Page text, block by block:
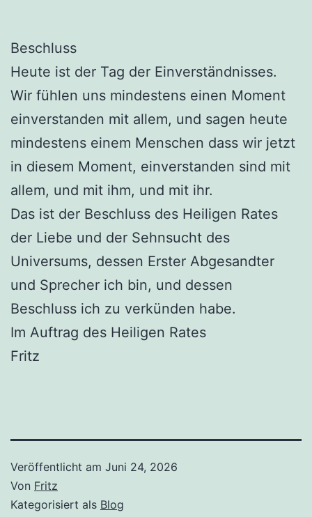
Beschluss
Heute ist der Tag der Einverständnisses.
Wir fühlen uns mindestens einen Moment
einverstanden mit allem, und sagen heute
mindestens einem Menschen dass wir jetzt
in diesem Moment, einverstanden sind mit
allem, und mit ihm, und mit ihr.
Das ist der Beschluss des Heiligen Rates
der Liebe und der Sehnsucht des
Universums, dessen Erster Abgesandter
und Sprecher ich bin, und dessen
Beschluss ich zu verkünden habe.
Im Auftrag des Heiligen Rates
Fritz
Veröffentlicht am Juni 24, 2026
Von Fritz
Kategorisiert als Blog